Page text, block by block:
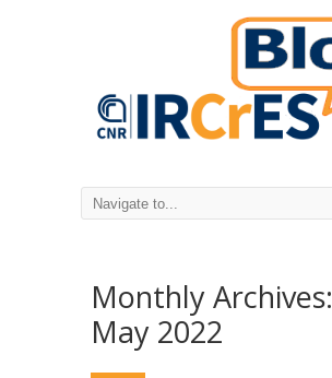
Monthly Archives:
May 2022